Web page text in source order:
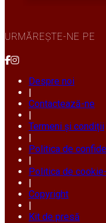
URMĂREȘTE-NE PE
Despre noi
|
Contactează-ne
|
Termeni și condiții
|
Politica de
|
Politica de
|
Copyright
|
Kit de presă